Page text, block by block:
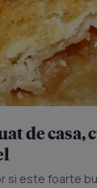
de casa,
si este foarte